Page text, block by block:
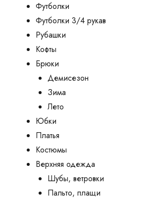
Футболки
Футболки 3/4 рукав
Рубашки
Кофты
Брюки
Демисезон
Зима
Лето
Юбки
Платья
Костюмы
Верхняя одежда
Шубы, ветровки
Пальто, плащи